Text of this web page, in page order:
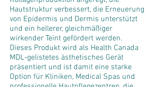
Hautstruktur verbessert, die Erneuerung
von Epidermis und Dermis unterstützt
und ein hellerer, gleichmäßiger
wirkender Teint gefördert werden.
Dieses Produkt wird als Health Canada
MDL-gelistetes ästhetisches Gerät
präsentiert und ist damit eine starke
Option für Kliniken, Medical Spas und